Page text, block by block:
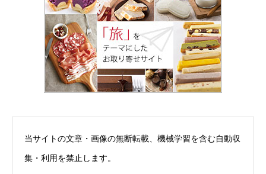
当サイトの文章・画像の無断転載、機械学習を含む自動収
集・利用を禁止します。